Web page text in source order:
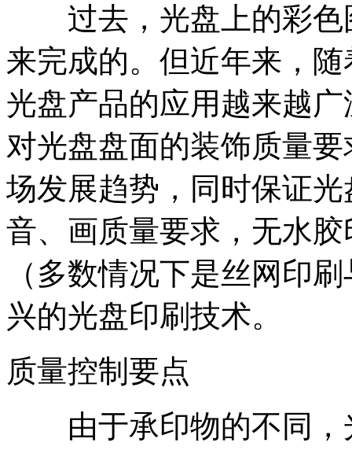
过去，光盘上的彩色
来完成的。但近年来，
光盘产品的应用越来越广
对光盘盘面的装饰质量
场发展趋势，同时保证
音、画质量要求，无水胶
（多数情况下是丝网印
兴的光盘印刷技术。
质量控制要点
由于承印物的不同，